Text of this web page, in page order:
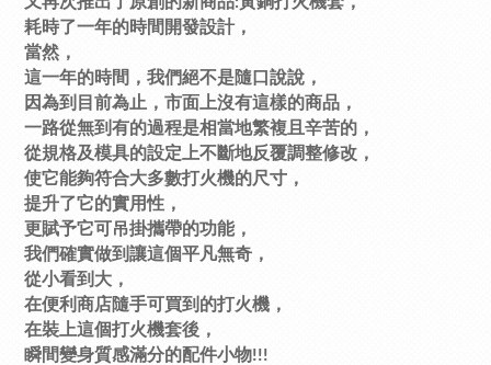
耗時了一年的時間開發設計，
當然，
這一年的時間，我們絕不是隨口說說，
因為到目前為止，市面上沒有這樣的商品，
一路從無到有的過程是相當地繁複且辛苦的，
從規格及模具的設定上不斷地反覆調整修改，
使它能夠符合大多數打火機的尺寸，
提升了它的實用性，
更賦予它可吊掛攜帶的功能，
我們確實做到讓這個平凡無奇，
從小看到大，
在便利商店隨手可買到的打火機，
在裝上這個打火機套後，
瞬間變身質感滿分的配件小物!!!